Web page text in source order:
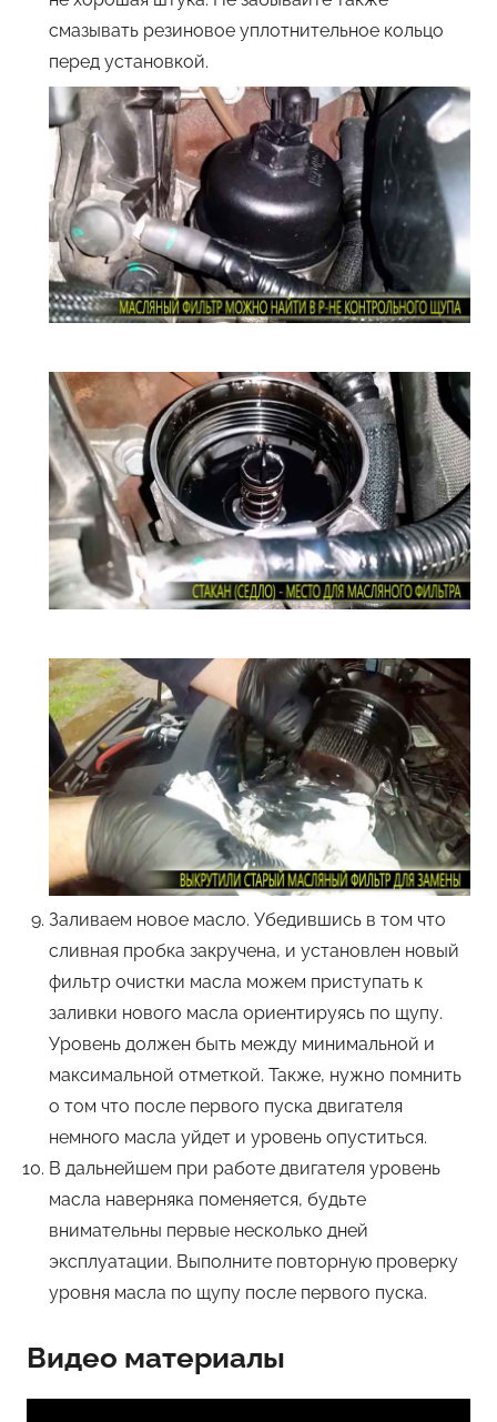
смазывать резиновое уплотнительное кольцо
перед установкой.
Заливаем новое масло. Убедившись в том что
сливная пробка закручена, и установлен новый
фильтр очистки масла можем приступать к
заливки нового масла ориентируясь по щупу.
Уровень должен быть между минимальной и
максимальной отметкой. Также, нужно помнить
о том что после первого пуска двигателя
немного масла уйдет и уровень опуститься.
В дальнейшем при работе двигателя уровень
масла наверняка поменяется, будьте
внимательны первые несколько дней
эксплуатации. Выполните повторную проверку
уровня масла по щупу после первого пуска.
Видео материалы